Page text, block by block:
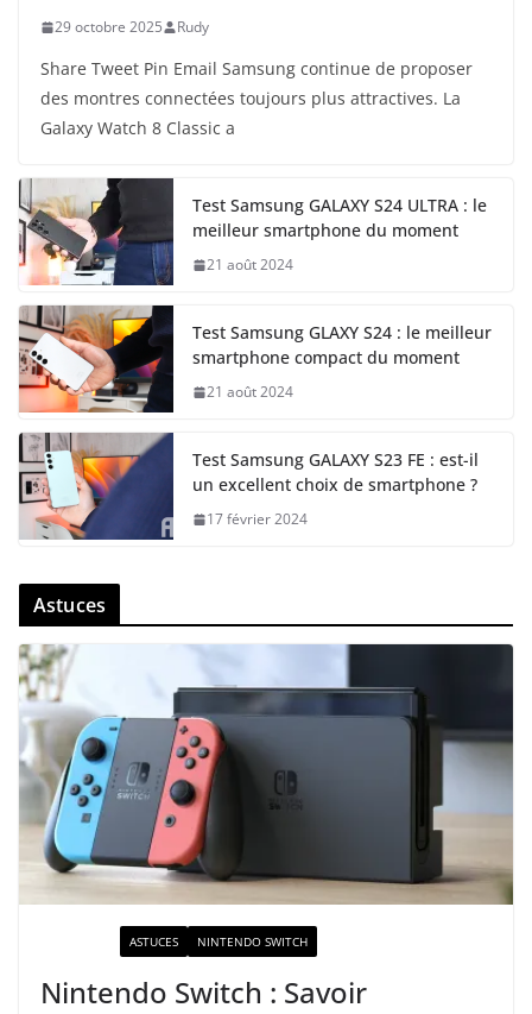
29 octobre 2025 Rudy
Share Tweet Pin Email Samsung continue de proposer
des montres connectées toujours plus attractives. La
Galaxy Watch 8 Classic a
Test Samsung GALAXY S24 ULTRA : le
meilleur smartphone du moment
21 août 2024
Test Samsung GLAXY S24 : le meilleur
smartphone compact du moment
21 août 2024
Test Samsung GALAXY S23 FE : est-il
un excellent choix de smartphone ?
17 février 2024
Astuces
ASTUCES NINTENDO SWITCH
Nintendo Switch : Savoir